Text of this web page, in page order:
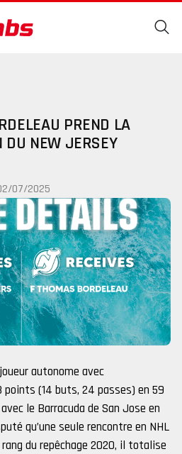
PREND LA
DU NEW JERSEY
07/2025
autonome avec
(14 buts, 24 passes) en 59
le Barracuda de San Jose en
qu’une seule rencontre en NHL
du repêchage 2020, il totalise